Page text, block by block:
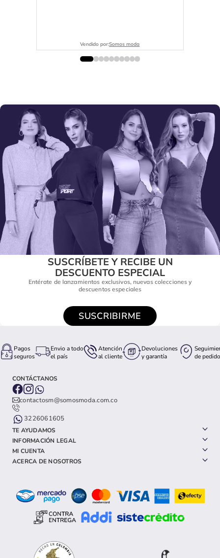
Vendido por:Somos moda
SUSCRÍBETE Y RECIBE UN
DESCUENTO ESPECIAL
Entérate de lanzamientos exclusivos, nuevas colecciones y
descuentos especiales
SUSCRIBIRME
Pagos
seguros
Envio a todo
el país
Atención
al cliente
Devoluciones
y garantía
de pedido
CONTÁCTANOS
contactosm@somosmoda.com.co
3226061605
TE AYUDAMOS
INFORMACIÓN LEGAL
MI CUENTA
ACERCA DE NOSOTROS